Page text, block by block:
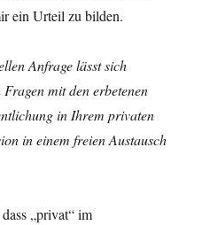
ein Urteil zu bilden.
Anfrage lässt sich
mit den erbetenen
in Ihrem privaten
in einem freien Austausch
„privat“ im